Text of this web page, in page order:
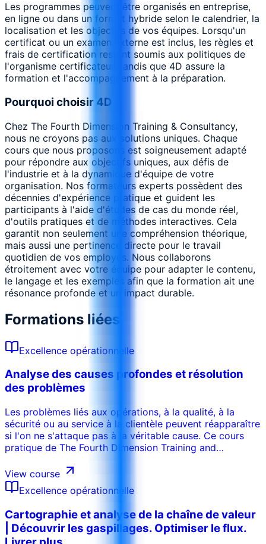
Les programmes peuvent être organisés en entreprise,
en ligne ou dans un format hybride selon le calendrier, la
localisation et les objectifs de vos équipes. Lorsqu'un
certificat ou un examen externe est inclus, les règles et
frais de certification restent soumis aux politiques de
l'organisme certificateur, tandis que 4D assure la
formation et l'accompagnement à la préparation.
Pourquoi choisir 4D
Chez The Fourth Dimension Training & Consultancy,
nous ne croyons pas aux solutions uniques. Chaque
cours que nous proposons est soigneusement adapté
pour répondre aux objectifs uniques, aux défis de
l'industrie et à la dynamique d'équipe de votre
organisation. Nos formateurs experts possèdent des
décennies d'expérience pratique et guident les
participants à l'aide d'études de cas du monde réel,
d'outils pratiques et de méthodes interactives. Cela
garantit non seulement une compréhension théorique,
mais aussi une pertinence directe pour le travail
quotidien de vos employés. Nous collaborons
étroitement avec votre équipe pour adapter le contenu,
le langage et les exemples afin que la formation ait une
résonance profonde et un impact durable.
Formations liées
Excellence opérationnelle
Analyse des causes profondes et résolution
des problèmes
Les problèmes liés aux opérations, à la qualité, à la
sécurité ou au service à la clientèle peuvent réapparaître
si l'on ne s'attaque pas à la véritable cause. Ce cours
pratique de The Fourth Dimension Training and
méthodologies structurées pour identifier les causes
profondes, les éliminer efficacement et élaborer des
solutions à long terme. Le programme couvre une série
d'outils de résolution de problèmes, des techniques de
base aux cadres avancés d'analyse des causes
profondes tels que les 5 Pourquoi, le diagramme en
View course
Excellence opérationnelle
Cartographie et analyse de la chaîne de valeur
| Découvrir les gaspillages. Optimiser le flux.